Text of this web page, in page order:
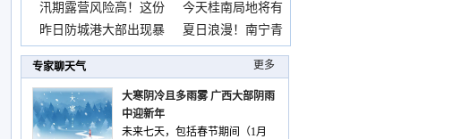
汛期露营风险高！这份
今天桂南局地将有
暴雨
昨日防城港大部出现暴
夏日浪漫！南宁青
秀山
专家聊天气 更多
大寒阴冷且多雨雾 广西大部阴雨
中迎新年
未来七天，包括春节期间（1月